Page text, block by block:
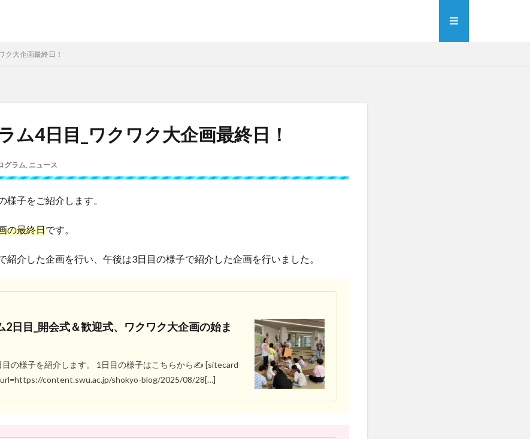
ク大企画最終日！
ム4日目_ワクワク大企画最終日！
グラム, ニュース
様子をご紹介します。
の最終日です。
紹介した企画を行い、 午後は3日目の様子で紹介した企画を行いました。
2日目_開会式＆歓迎式、ワクワク大企画の始ま
目の様子を紹介します。 1日目の様子はこちらから✍️ [sitecard
content.swu.ac.jp/shokyo-blog/2025/08/28[…]